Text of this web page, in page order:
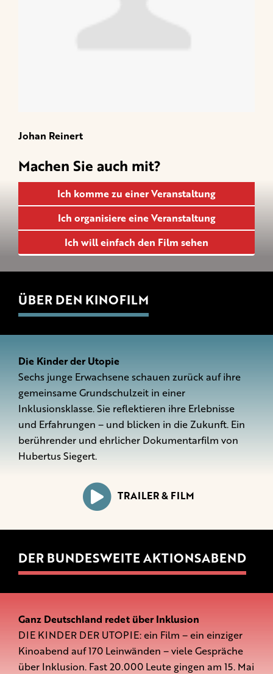
Johan Reinert
Machen Sie auch mit?
Ich komme zu einer Veranstaltung
Ich organisiere eine Veranstaltung
Ich will einfach den Film sehen
ÜBER DEN KINOFILM
Die Kinder der Utopie
Sechs junge Erwachsene schauen zurück auf ihre
gemeinsame Grundschulzeit in einer
Inklusionsklasse. Sie reflektieren ihre Erlebnisse
und Erfahrungen – und blicken in die Zukunft. Ein
berührender und ehrlicher Dokumentarfilm von
Hubertus Siegert.
TRAILER & FILM
DER BUNDESWEITE AKTIONSABEND
Ganz Deutschland redet über Inklusion
DIE KINDER DER UTOPIE: ein Film – ein einziger
Kinoabend auf 170 Leinwänden – viele Gespräche
über Inklusion. Fast 20.000 Leute gingen am 15. Mai